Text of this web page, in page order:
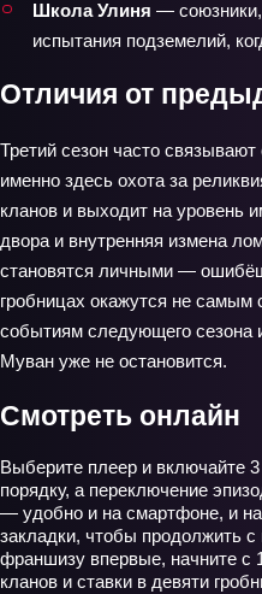
Школа Улиня —
испытания подземелий,
Отличия от
Третий сезон часто
именно здесь охота за
кланов и выходит на уровень
двора и внутренняя измена
становятся личными —
гробницах окажутся не
событиям следующего сезона
Муван уже не остановится.
Смотреть онлайн
Выберите плеер и включайте
порядку, а переключение
— удобно и на смартфоне, и
закладки, чтобы продолжить
франшизу впервые, начните с
кланов и ставки в девяти